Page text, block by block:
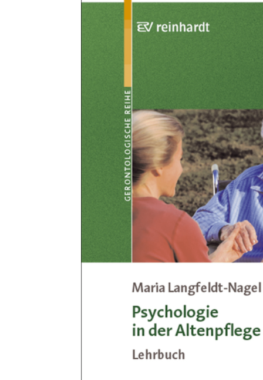
Maria Langfeldt-Nagel
Psychologie in der Altenpflege